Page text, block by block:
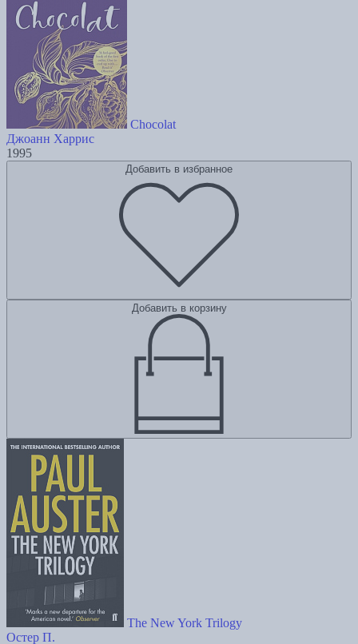
Chocolat
Джоанн Харрис
1995
Добавить в избранное
Добавить в корзину
The New York Trilogy
Остер П.